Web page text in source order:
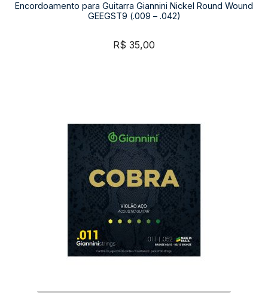
Encordoamento para Guitarra Giannini Nickel Round Wound
GEEGST9 (.009 – .042)
R$ 35,00